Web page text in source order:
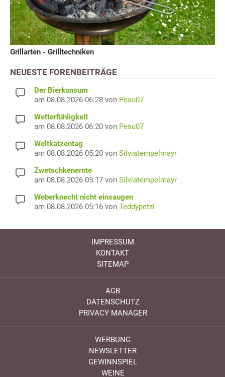
Grillarten - Grilltechniken
NEUESTE FORENBEITRÄGE
Der Bierkonsum
am 08.08.2026 06:28 von Pesu07
Wetterfühligkeit
am 08.08.2026 06:20 von Pesu07
Weltkatzentag
am 08.08.2026 05:20 von Silviatempelmayr
Zwetschkenernte
am 08.08.2026 05:17 von Silviatempelmayr
Weberknecht nicht einsaugen
am 08.08.2026 05:16 von Teddypetzi
IMPRESSUM
KONTAKT
SITEMAP
AGB
DATENSCHUTZ
PRIVACY MANAGER
WERBUNG
NEWSLETTER
GEWINNSPIEL
WEINE